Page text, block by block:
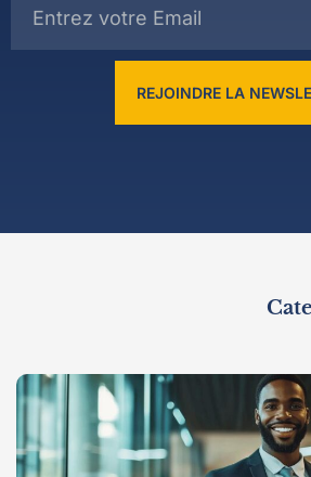
REJOINDRE LA